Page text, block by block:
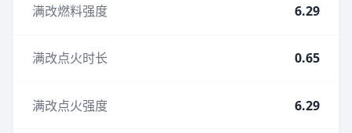
满改燃料强度 6.29
满改点火时长 0.65
满改点火强度 6.29